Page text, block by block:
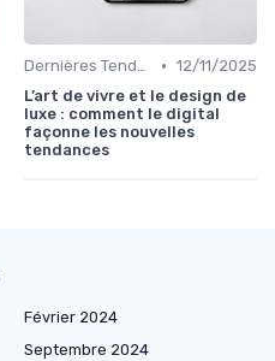
Dernières Tendances en Marketing Digital • 12/11/2025
L’art de vivre et le design de
luxe : comment le digital
façonne les nouvelles
tendances
Février 2024
Septembre 2024